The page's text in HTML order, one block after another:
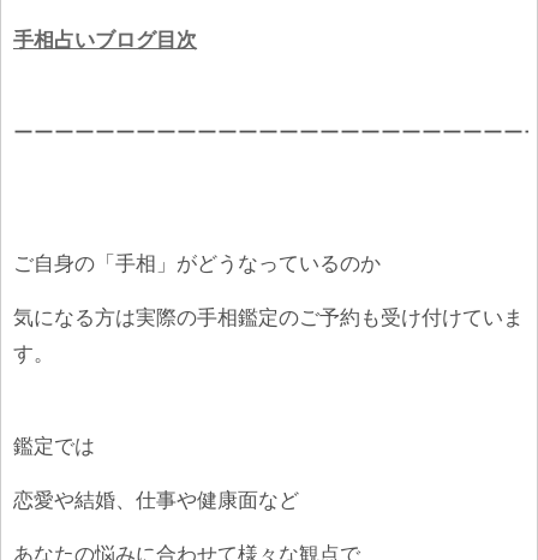
手相占いブログ目次
ーーーーーーーーーーーーーーーーーーーーーーーーー
ご自身の「手相」がどうなっているのか
気になる方は実際の手相鑑定のご予約も受け付けていま
す。
鑑定では
恋愛や結婚、仕事や健康面など
あなたの悩みに合わせて様々な観点で